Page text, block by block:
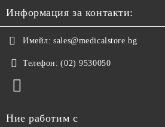
Информация за контакти:
Имейл: sales@medicalstore.bg
Телефон: (02) 9530050
Ние работим с